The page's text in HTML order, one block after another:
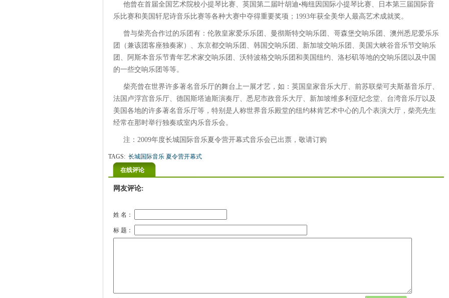
他曾在首届全国艺术院校小提琴比赛、英国第二届叶胡迪•梅纽因国际小提琴比赛、日本第三届国际音
乐比赛和美国轩尼诗音乐比赛等各种大赛中夺得重要奖项；1993年获全美华人最高艺术成就奖。
曾与柴亮合作过的乐团有：伦敦皇家爱乐乐团、曼彻斯特交响乐团、哥森堡交响乐团、澳州悉尼爱乐乐
团（兼该团客座独奏家）、东京都交响乐团、韩国交响乐团、新加坡交响乐团、美国大峡谷音乐节交响乐
团、阿斯本音乐节青年艺术家交响乐团、沃特波格交响乐团和美国纽约、洛杉矶等地的交响乐团以及中国
的一些交响乐团等等。
柴亮曾在世界许多著名音乐厅的舞台上一展才艺，如：英国皇家音乐大厅、前苏联柴可夫斯基音乐厅、
法国卢浮宫音乐厅、德国斯塔迪斯演奏厅、悉尼市政音乐大厅、新加坡维多利亚纪念堂、台湾音乐厅以及
美国各地的许多著名音乐厅等，特别是人称世界音乐殿堂的纽约林肯艺术中心的几个表演大厅，柴亮先生
经常在那时举行独奏或室内乐音乐会。
注：2009年度长城国际音乐夏令营开幕式音乐会已出票，敬请订购
TAGS: 长城国际音乐 夏令营开幕式
在线评论
网友评论:
姓 名：
标 题：